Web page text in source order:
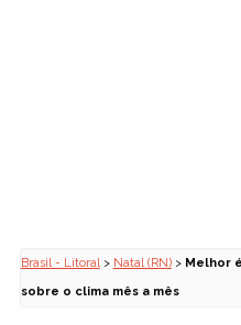
Brasil - Litoral> Natal (RN)> Melhor
sobre o clima mês a mês